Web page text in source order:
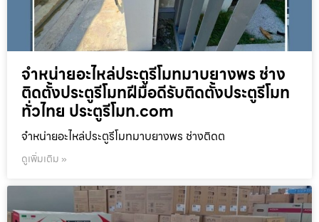
จำหน่ายอะไหล่ประตูรีโมทมาบยางพร ช่าง
ติดตั้งประตูรีโมทฝีมือดีรับติดตั้งประตูรีโมท
ทั่วไทย ประตูรีโมท.com
จำหน่ายอะไหล่ประตูรีโมทมาบยางพร ช่างติดต
ดูเพิ่มเติม »